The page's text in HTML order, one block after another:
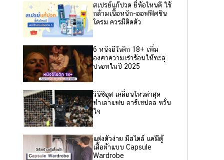
สเปรย์แก้ปวด ยี่ห้อไหนดี ใช้
กล้ามเนื้อหนัก-ออฟฟิศซิน
โดรม ควรมีติดตัว
6 หนังอีโรติก 18+ เพิ่ม
องศาความเร่าร้อนให้ทะลุ
ปรอทในปี 2025
วินิซิอุส เคลื่อนไหวล่าสุด
ทำเอาแฟน อาร์เซน่อล หวั่น
ใจ
แต่งตัวง่าย มีสไตล์ แค่มีตู้
เสื้อผ้าแบบ Capsule
Wardrobe